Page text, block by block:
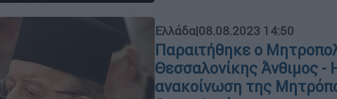
Ελλάδα|08.08.2023 14:50
Παραιτήθηκε ο
Θεσσαλονίκης Άνθιμος -
ανακοίνωση της